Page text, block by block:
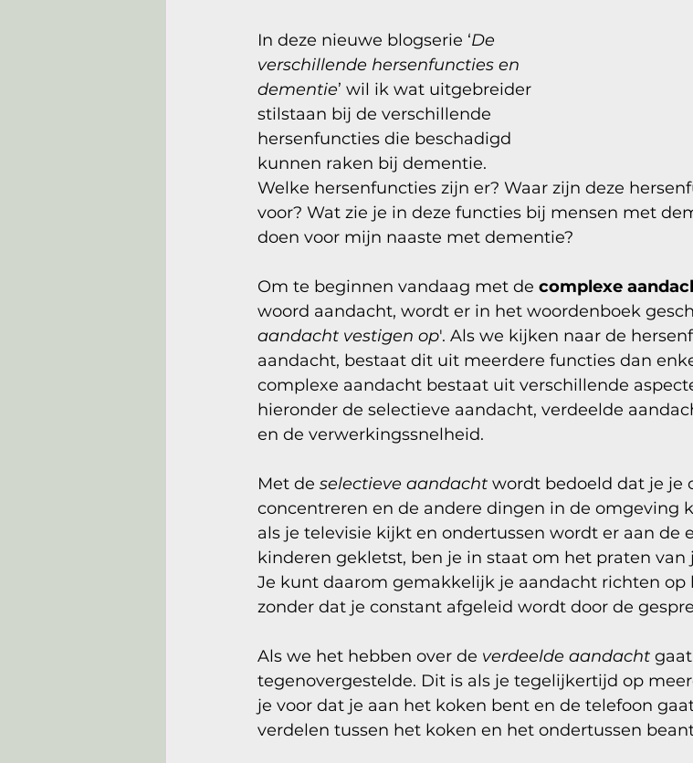
In deze nieuwe blogserie ‘De
verschillende hersenfuncties en
dementie’ wil ik wat uitgebreider
stilstaan bij de verschillende
hersenfuncties die beschadigd
kunnen raken bij dementie.
Welke hersenfuncties zijn er? Waar zijn deze
voor? Wat zie je in deze functies bij mensen met
doen voor mijn naaste met dementie?
Om te beginnen vandaag met de complexe
woord aandacht, wordt er in het woordenboek
aandacht vestigen op'. Als we kijken naar de
aandacht, bestaat dit uit meerdere functies dan
complexe aandacht bestaat uit verschillende
hieronder de selectieve aandacht, verdeelde
en de verwerkingssnelheid.
Met de selectieve aandacht wordt bedoeld dat je je
concentreren en de andere dingen in de omgeving
als je televisie kijkt en ondertussen wordt er aan de
kinderen gekletst, ben je in staat om het praten van
Je kunt daarom gemakkelijk je aandacht richten op
zonder dat je constant afgeleid wordt door de
Als we het hebben over de verdeelde aandacht
tegenovergestelde. Dit is als je tegelijkertijd op
je voor dat je aan het koken bent en de telefoon
verdelen tussen het koken en het ondertussen